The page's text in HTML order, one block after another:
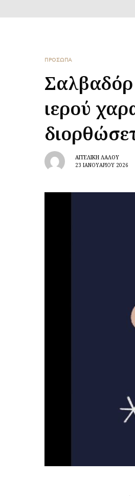
ΠΡΟΣΩΠΑ
Σαλβαδόρ
ιερού
ΑΓΓΕΛΙΚΉ ΛΆΛΟΥ
23 ΙΑΝΟΥΑΡΊΟΥ 2026